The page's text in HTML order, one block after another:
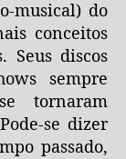
musical) do
conceitos
Seus discos
sempre
tornaram
se dizer
passado,